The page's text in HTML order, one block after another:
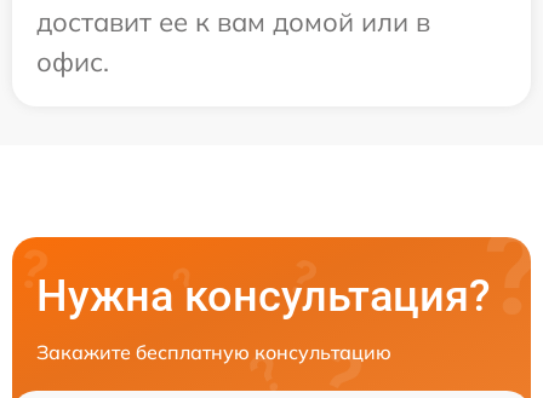
доставит ее к вам домой или в
офис.
Нужна консультация?
Закажите бесплатную консультацию